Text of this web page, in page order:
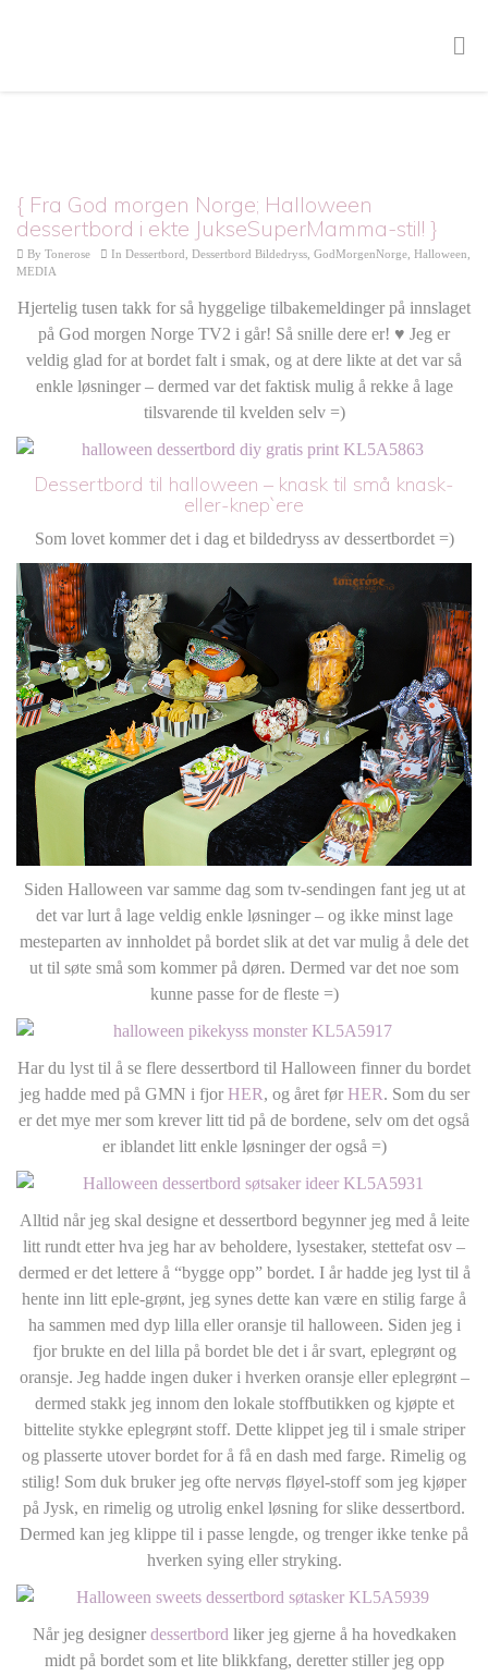
{ Fra God morgen Norge; Halloween
dessertbord i ekte JukseSuperMamma-stil! }
By Tonerose In Dessertbord Dessertbord Bildedryss GodMorgenNorge Halloween
MEDIA
Hjertelig tusen takk for så hyggelige tilbakemeldinger på innslaget
på God morgen Norge TV2 i går! Så snille dere er! ♥ Jeg er
veldig glad for at bordet falt i smak, og at dere likte at det var så
enkle løsninger – dermed var det faktisk mulig å rekke å lage
tilsvarende til kvelden selv =)
Dessertbord til halloween – knask til små knask-
eller-knep`ere
Som lovet kommer det i dag et bildedryss av dessertbordet =)
Siden Halloween var samme dag som tv-sendingen fant jeg ut at
det var lurt å lage veldig enkle løsninger – og ikke minst lage
mesteparten av innholdet på bordet slik at det var mulig å dele det
ut til søte små som kommer på døren. Dermed var det noe som
kunne passe for de fleste =)
Har du lyst til å se flere dessertbord til Halloween finner du bordet
jeg hadde med på GMN i fjor HER, og året før HER. Som du ser
er det mye mer som krever litt tid på de bordene, selv om det også
er iblandet litt enkle løsninger der også =)
Alltid når jeg skal designe et dessertbord begynner jeg med å leite
litt rundt etter hva jeg har av beholdere, lysestaker, stettefat osv –
dermed er det lettere å “bygge opp” bordet. I år hadde jeg lyst til å
hente inn litt eple-grønt, jeg synes dette kan være en stilig farge å
ha sammen med dyp lilla eller oransje til halloween. Siden jeg i
fjor brukte en del lilla på bordet ble det i år svart, eplegrønt og
oransje. Jeg hadde ingen duker i hverken oransje eller eplegrønt –
dermed stakk jeg innom den lokale stoffbutikken og kjøpte et
bittelite stykke eplegrønt stoff. Dette klippet jeg til i smale striper
og plasserte utover bordet for å få en dash med farge. Rimelig og
stilig! Som duk bruker jeg ofte nervøs fløyel-stoff som jeg kjøper
på Jysk, en rimelig og utrolig enkel løsning for slike dessertbord.
Dermed kan jeg klippe til i passe lengde, og trenger ikke tenke på
hverken sying eller stryking.
Når jeg designer dessertbordliker jeg gjerne å ha hovedkaken
midt på bordet som et lite blikkfang, deretter stiller jeg opp